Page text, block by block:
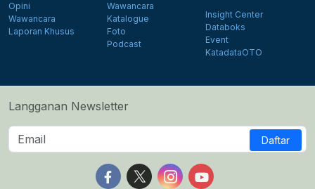
Opini
Wawancara
Laporan Khusus
Wawancara
Katalogue
Foto
Podcast
Insight Center
Databoks
Event
KatadataOTO
Langganan Newsletter
Daftar
Follow us on Facebook
Follow us on X
Follow us on Instagram
Follow us on